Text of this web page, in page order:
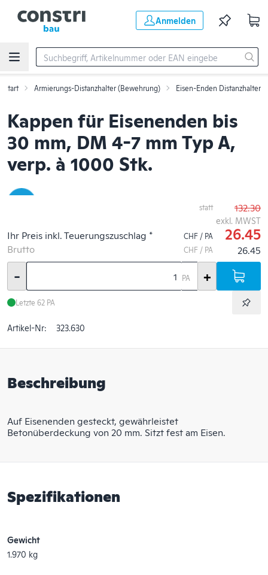
Anmelden
Start Armierungs-Distanzhalter (Bewehrung) Eisen-Enden Distanzhalter
Kappen für Eisenenden bis
30 mm, DM 4-7 mm Typ A,
verp. à 1000 Stk.
statt 132.30
exkl. MWST
Ihr Preis inkl. Teuerungszuschlag * CHF / PA 26.45
Brutto CHF / PA 26.45
- PA +
Letzte 62 PA
Artikel-Nr: 323.630
Beschreibung
Auf Eisenenden gesteckt, gewährleistet
Betonüberdeckung von 20 mm. Sitzt fest am Eisen.
Spezifikationen
Gewicht
1.970 kg